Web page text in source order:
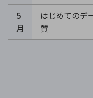
5
月
はじめてのデ
賛